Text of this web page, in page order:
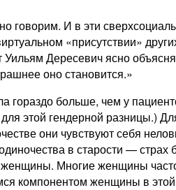
говорим. И в эти
«присутствии»
Уильям Дересевич ясно
оно становится.»
гораздо больше, чем у
этой гендерной разницы.)
они чувствуют себя
в старости —
Многие женщины
компонентом женщины в этой